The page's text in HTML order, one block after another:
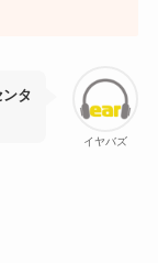
イヤバズ
タ